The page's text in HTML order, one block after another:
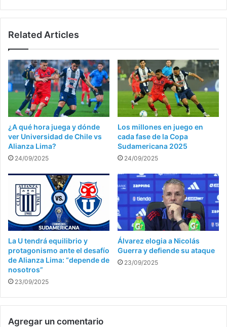
Related Articles
¿A qué hora juega y dónde
ver Universidad de Chile vs
Alianza Lima?
24/09/2025
Los millones en juego en
cada fase de la Copa
Sudamericana 2025
24/09/2025
La U tendrá equilibrio y
protagonismo ante el desafío
de Alianza Lima: “depende de
nosotros”
23/09/2025
Álvarez elogia a Nicolás
Guerra y defiende su ataque
23/09/2025
Agregar un comentario